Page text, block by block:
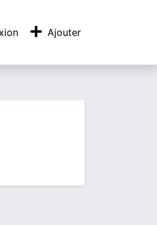
Ajouter